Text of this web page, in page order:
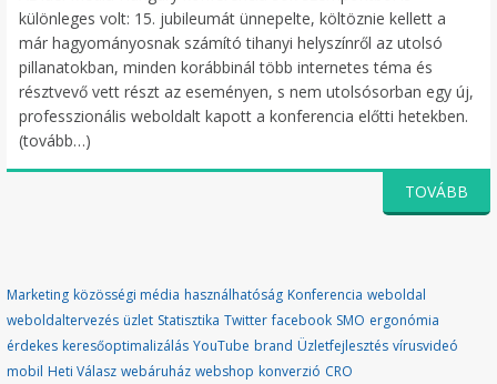
különleges volt: 15. jubileumát ünnepelte, költöznie kellett a
már hagyományosnak számító tihanyi helyszínről az utolsó
pillanatokban, minden korábbinál több internetes téma és
résztvevő vett részt az eseményen, s nem utolsósorban egy új,
professzionális weboldalt kapott a konferencia előtti hetekben.
(tovább…)
TOVÁBB
Marketing közösségi média használhatóság Konferencia weboldal
weboldaltervezés üzlet Statisztika Twitter facebook SMO ergonómia
érdekes keresőoptimalizálás YouTube brand Üzletfejlesztés vírusvideó
mobil Heti Válasz webáruház webshop konverzió CRO